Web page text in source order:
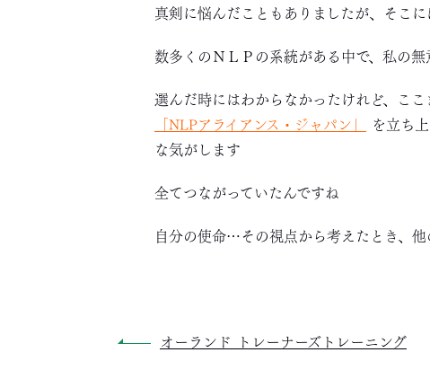
真剣に悩んだこともありましたが、そこ
数多くのＮＬＰの系統がある中で、私の
選んだ時にはわからなかったけれど、こ
「NLPアライアンス・ジャパン」
を立ち
な気がします
全てつながっていたんですね
自分の使命…その視点から考えたとき、
オーランド トレーナーズトレーニング